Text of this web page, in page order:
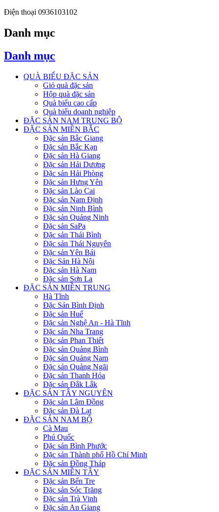
Điện thoại 0936103102
Danh mục
Danh mục
QUÀ BIẾU ĐẶC SẢN
Giỏ quà đặc sản
Hộp quà đặc sản
Quà biếu cao cấp
Quà biếu doanh nghiệp
ĐẶC SẢN NAM TRUNG BỘ
ĐẶC SẢN MIỀN BẮC
Đặc sản Bắc Giang
Đặc sản Bắc Kạn
Đặc sản Hà Giang
Đặc sản Hải Dương
Đặc sản Hải Phòng
Đặc sản Hưng Yên
Đặc sản Lào Cai
Đặc sản Nam Định
Đặc sản Ninh Bình
Đặc sản Quảng Ninh
Đặc sản SaPa
Đặc sản Thái Bình
Đặc sản Thái Nguyên
Đặc sản Yên Bái
Đặc Sản Hà Nội
Đặc sản Hà Nam
Đặc sản Sơn La
ĐẶC SẢN MIỀN TRUNG
Hà Tĩnh
Đặc Sản Bình Định
Đặc sản Huế
Đặc sản Nghệ An - Hà Tĩnh
Đặc sản Nha Trang
Đặc sản Phan Thiết
Đặc sản Quảng Bình
Đặc sản Quảng Nam
Đặc sản Quảng Ngãi
Đặc sản Thanh Hóa
Đặc sản Đắk Lắk
ĐẶC SẢN TÂY NGUYÊN
Đặc sản Lâm Đồng
Đặc sản Đà Lạt
ĐẶC SẢN NAM BỘ
Cà Mau
Phú Quốc
Đặc sản Bình Phước
Đặc sản Thành phố Hồ Chí Minh
Đặc sản Đồng Tháp
ĐẶC SẢN MIỀN TÂY
Đặc sản Bến Tre
Đặc sản Sóc Trăng
Đặc sản Trà Vinh
Đặc sản An Giang